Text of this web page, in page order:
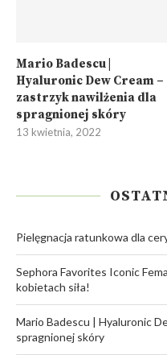
Mario Badescu |
Hyaluronic Dew Cream –
zastrzyk nawilżenia dla
spragnionej skóry
13 kwietnia, 2022
Pielęgnacja ratunkowa dla
Sephora Favorites Iconic
kobietach siła!
Mario Badescu | Hyaluronic
spragnionej skóry